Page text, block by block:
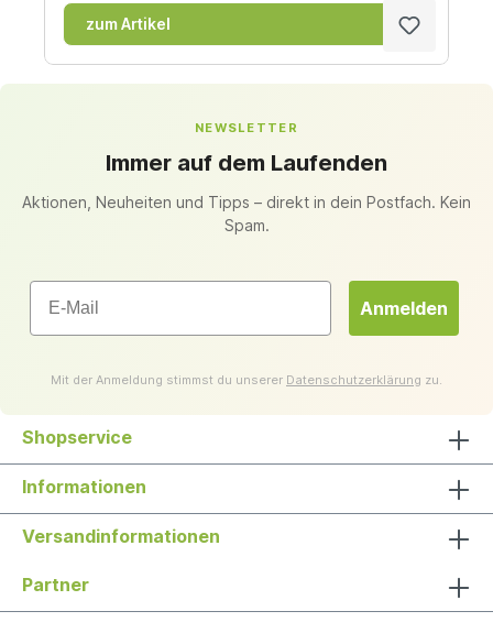
zum Artikel
NEWSLETTER
Immer auf dem Laufenden
Aktionen, Neuheiten und Tipps – direkt in dein Postfach. Kein
Spam.
Email
Anmelden
Mit der Anmeldung stimmst du unserer Datenschutzerklärung zu.
Shopservice
Informationen
Versandinformationen
Partner